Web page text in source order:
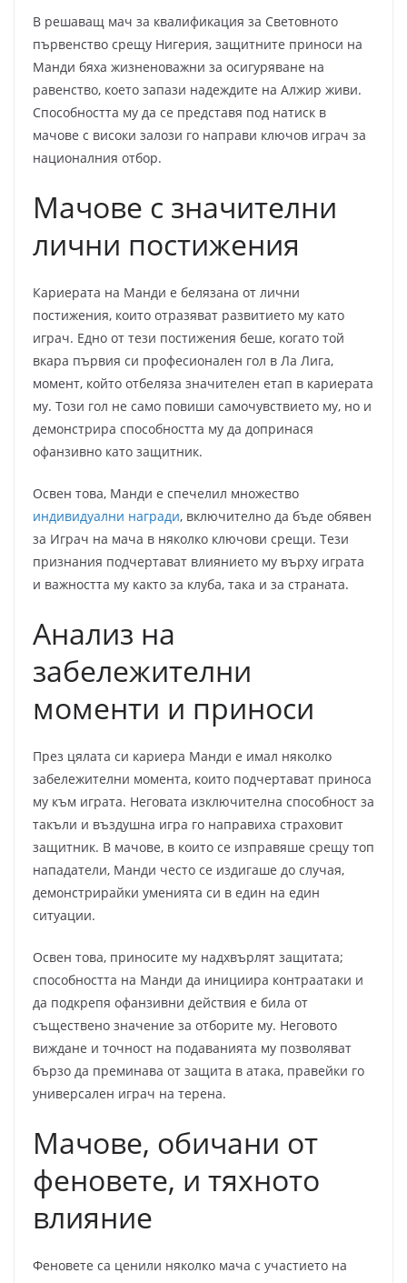
В решаващ мач за квалификация за Световното
първенство срещу Нигерия, защитните приноси на
Манди бяха жизненоважни за осигуряване на
равенство, което запази надеждите на Алжир живи.
Способността му да се представя под натиск в
мачове с високи залози го направи ключов играч за
националния отбор.
Мачове с значителни
лични постижения
Кариерата на Манди е белязана от лични
постижения, които отразяват развитието му като
играч. Едно от тези постижения беше, когато той
вкара първия си професионален гол в Ла Лига,
момент, който отбеляза значителен етап в кариерата
му. Този гол не само повиши самочувствието му, но и
демонстрира способността му да допринася
офанзивно като защитник.
Освен това, Манди е спечелил множество
индивидуални награди, включително да бъде обявен
за Играч на мача в няколко ключови срещи. Тези
признания подчертават влиянието му върху играта
и важността му както за клуба, така и за страната.
Анализ на
забележителни
моменти и приноси
През цялата си кариера Манди е имал няколко
забележителни момента, които подчертават приноса
му към играта. Неговата изключителна способност за
такъли и въздушна игра го направиха страховит
защитник. В мачове, в които се изправяше срещу топ
нападатели, Манди често се издигаше до случая,
демонстрирайки уменията си в един на един
ситуации.
Освен това, приносите му надхвърлят защитата;
способността на Манди да инициира контраатаки и
да подкрепя офанзивни действия е била от
съществено значение за отборите му. Неговото
виждане и точност на подаванията му позволяват
бързо да преминава от защита в атака, правейки го
универсален играч на терена.
Мачове, обичани от
феновете, и тяхното
влияние
Феновете са ценили няколко мача с участието на